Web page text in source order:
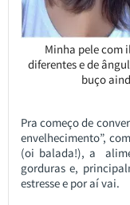
Minha pele com
diferentes e de
buço
Pra começo de
envelhecimento”,
(oi balada!), a
gorduras e,
estresse e por aí vai.